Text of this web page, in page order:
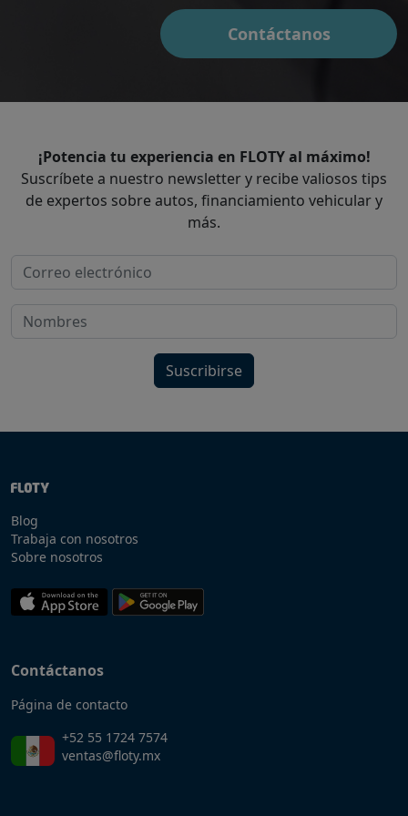
Contáctanos
¡Potencia tu experiencia en FLOTY al máximo!
Suscríbete a nuestro newsletter y recibe valiosos tips
de expertos sobre autos, financiamiento vehicular y
más.
Suscribirse
Blog
Trabaja con nosotros
Sobre nosotros
Contáctanos
Página de contacto
+52 55 1724 7574
ventas@floty.mx